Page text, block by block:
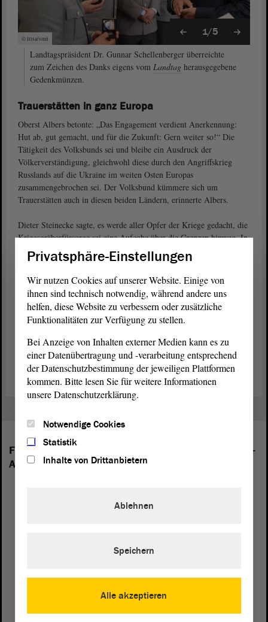
© ltlsa/smü
1/5
Landtagspräsident Dr. Gunnar Schellenberger überreichte
zum Zeichen des Danks eigens vom Landtag herausgegebene
Gedenkmünzen.
Trauerstätten in ganz Europa
Oberst Albers betonte: „Das Engagement verdient Anerkennung:
Hut ab, gut gemacht, und für die Zukunft: Gern weiter so!“ Die
Tätigkeit des Volksbunds sei und bleibe ein Ausdruck der
Völkerverständigung, gleichwohl diese durch den Angriffskrieg
Russlands auf die Ukraine im weiten Osten Europas
zusammengebrochen sei. Der Volksbund kümmere sich um
Trauerstätten auch in diesen beiden Ländern, erinnerte Albers.
Dieter Steinecke sagte, es werde aller Opfer der Kriege gedacht, die
Kriegsgräberfürsorge sei eine Aufgabe über die Grenzen hinweg. In
Sachsen-Anhalt werde es in diesem Jahr wieder internationale
Jugendcamps geben, auch eine Lehrerfortbildung in Riga stehe auf
der Agenda. „Es ist schwer vorstellbar und doch wahr, dass in
Europa wieder Krieg ist“, sagte Steinecke. Er hoffe, dass man dem
Sinnspruch des Volksbunds auch in Zukunft folgen werden:
„Versöhnung über den Gräbern, Arbeiten für den Frieden.“
Zum Landesverband Sachsen-Anhalt des Volksbundes Deutsche
Kriegsgräberfürsorge e.V.
Folgende Fraktionen sind im Landtag von Sachsen-
Anhalt vertreten:
Privatsphäre-Einstellungen
Wir nutzen Cookies auf unserer Website. Einige von
ihnen sind technisch notwendig, während andere uns
helfen, diese Website zu verbessern oder zusätzliche
Funktionalitäten zur Verfügung zu stellen.
Bei Anzeige von Inhalten externer Medien kann es zu
einer Datenübertragung und -verarbeitung entsprechend
der Datenschutzbestimmung der jeweiligen Plattformen
kommen. Bitte lesen Sie für weitere Informationen
unsere Datenschutzerklärung.
Notwendige Cookies
Statistik
Inhalte von Drittanbietern
Alle akzeptieren
Ablehnen
Speichern